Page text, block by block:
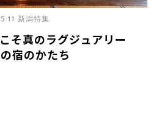
そ真のラグジュアリー
宿のかたち
新潟特集